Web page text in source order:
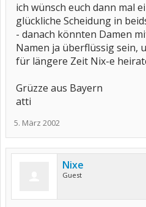
ich wünsch euch dann mal
glückliche Scheidung in
- danach könnten Damen
Namen ja überflüssig sein,
für längere Zeit Nix-e
Grüzze aus Bayern
atti
5. März 2002
Nixe
Guest